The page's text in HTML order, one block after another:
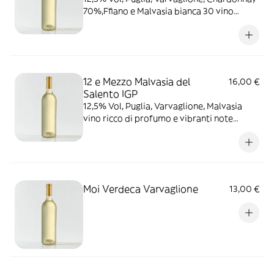
70%,Ffiano e Malvasia bianca 30 vino
12 e Mezzo Malvasia del
Salento IGP
16,00 €
12,5% Vol, Puglia, Varvaglione, Malvasia
vino ricco di profumo e vibranti note
strutturato e armonico dal sapore delicato
Moi Verdeca Varvaglione 13,00 €